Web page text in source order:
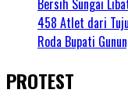
Bersih Sungai
458 Atlet dari
Roda Bupati
PROTEST